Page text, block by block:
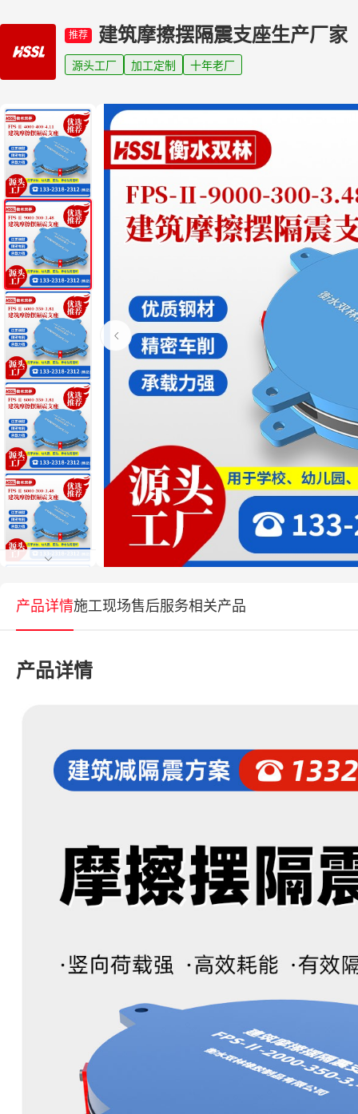
推荐 建筑摩擦摆隔震支座生产厂家
源头工厂 加工定制 十年老厂
产品详情施工现场售后服务相关产品
产品详情